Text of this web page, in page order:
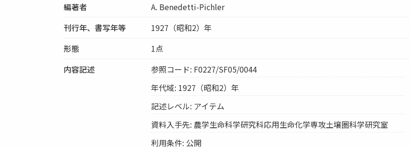
編著者
A. Benedetti-Pichler
刊行年、書写年等
1927（昭和2）年
形態
1点
内容記述
参照コード: F0227/SF05/0044
年代域: 1927（昭和2）年
記述レベル: アイテム
資料入手先: 農学生命科学研究科応用生命化学専攻土壌圏科学研究室
利用条件: 公開